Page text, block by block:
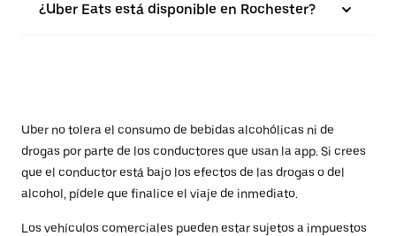
¿Uber Eats está disponible en Rochester?
Uber no tolera el consumo de bebidas alcohólicas ni de
drogas por parte de los conductores que usan la app. Si crees
que el conductor está bajo los efectos de las drogas o del
alcohol, pídele que finalice el viaje de inmediato.
Los vehículos comerciales pueden estar sujetos a impuestos